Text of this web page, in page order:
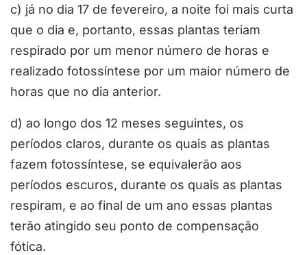
c) já no dia 17 de fevereiro, a noite foi mais curta
que o dia e, portanto, essas plantas teriam
respirado por um menor número de horas e
realizado fotossíntese por um maior número de
horas que no dia anterior.
d) ao longo dos 12 meses seguintes, os
períodos claros, durante os quais as plantas
fazem fotossíntese, se equivalerão aos
períodos escuros, durante os quais as plantas
respiram, e ao final de um ano essas plantas
terão atingido seu ponto de compensação
fótica.